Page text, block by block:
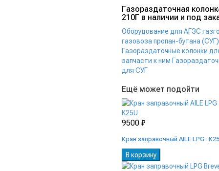
Газораздаточная
210Г в наличии и под
Оборудование для АГЗС
газовоза пропан-бутана (СУГ)
Газораздаточные колонки
запчасти к ним
для СУГ
Ещё может подойти
9500 ₽
Кран заправочный AILE LPG -
В корзину